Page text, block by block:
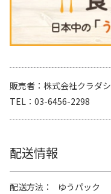
販売者
株式会社クラダシ
TEL
03-6456-2298
配送情報
配送方法
ゆうパック